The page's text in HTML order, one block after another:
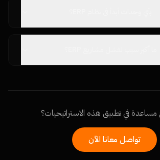
في تطبيق هذه الاستراتيجيات؟
تواصل معانا الآن